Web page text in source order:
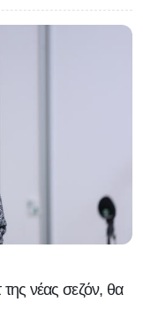
νέας σεζόν, θα